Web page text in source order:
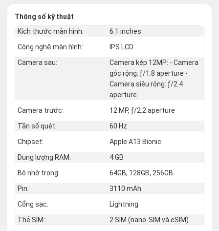
Thông số kỹ thuật
Kích thước màn hình:
6.1 inches
Công nghệ màn hình:
IPS LCD
Camera sau:
Camera kép 12MP: - Camera
góc rộng: ƒ/1.8 aperture -
Camera siêu rộng: ƒ/2.4
aperture
Camera trước:
12 MP, ƒ/2.2 aperture
Tần số quét:
60 Hz
Chipset:
Apple A13 Bionic
Dung lượng RAM:
4 GB
Bộ nhớ trong:
64GB, 128GB, 256GB
Pin:
3110 mAh
Cổng sạc:
Lightning
Thẻ SIM:
2 SIM (nano‑SIM và eSIM)